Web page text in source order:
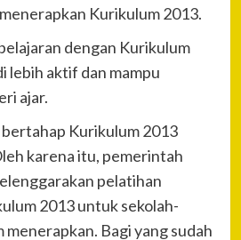
Kurikulum 2013.
dengan Kurikulum
lebih aktif dan mampu
ajar.
bertahap Kurikulum 2013
karena itu, pemerintah
pelatihan
2013 untuk sekolah-
menerapkan. Bagi yang sudah